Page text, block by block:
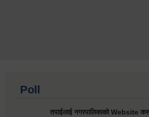
Poll
तपाईलाई नगरपालिकाको Website